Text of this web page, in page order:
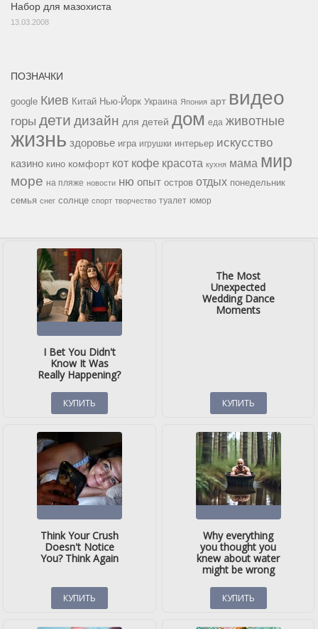
Набор для мазохиста
13.03.2008
ПОЗНАЧКИ
google Киев Китай Нью-Йорк Украина Япония арт видео
горы дети дизайн для детей дом еда животные
жизнь здоровье игра игрушки интерьер искусство
казино кино комфорт кот кофе красота кухня мама мир
море на пляже новости ню опыт остров отдых понедельник
семья снег солнце спорт творчество туалет юмор